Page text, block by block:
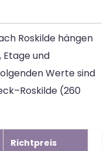
Roskilde hängen
Etage und
Werte sind
(260
Richtpreis